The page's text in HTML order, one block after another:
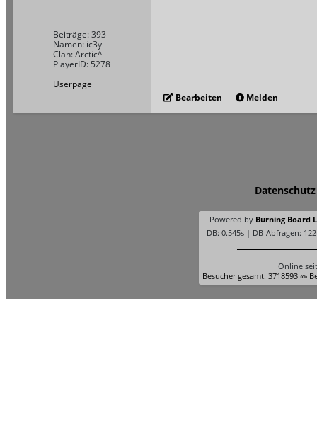
Beiträge: 393
Namen: ic3y
Clan: Arctic^
PlayerID: 5278
Userpage
Bearbeiten Melden
Datenschutz
Powered by Burning Board
DB: 0.545s | DB-Abfragen:
Online
Besucher gesamt: 3718593 «»